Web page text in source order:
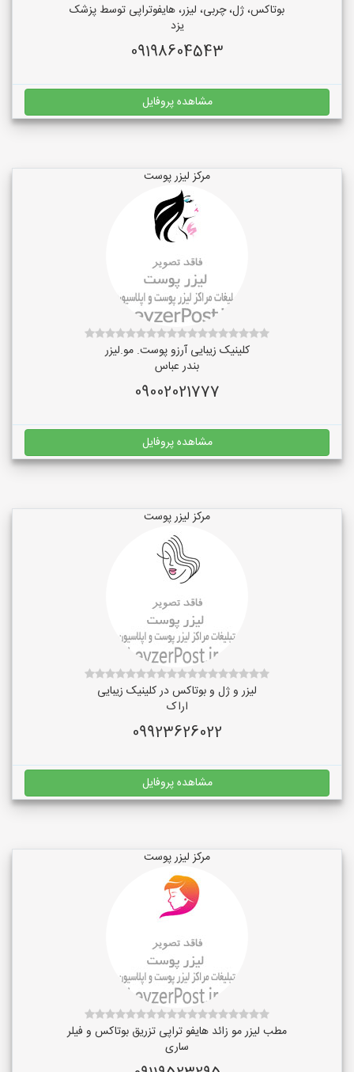
بوتاکس، ژل، چربی، لیزر، هایفوتراپی توسط پزشک
یزد
09198604543
مشاهده پروفایل
مرکز لیزر پوست
کلینیک زیبایی آرزو پوست. مو.لیزر
بندر عباس
09002021777
مشاهده پروفایل
مرکز لیزر پوست
لیزر و ژل و بوتاکس در کلینیک زیبایی
اراک
09923626022
مشاهده پروفایل
مرکز لیزر پوست
مطب لیزر مو زائد هایفو تراپی تزریق بوتاکس و فیلر
ساری